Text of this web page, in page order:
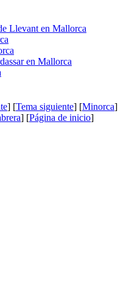
Llevant en Mallorca
en Mallorca
] [Tema siguiente] [Minorca]
] [Página de inicio]